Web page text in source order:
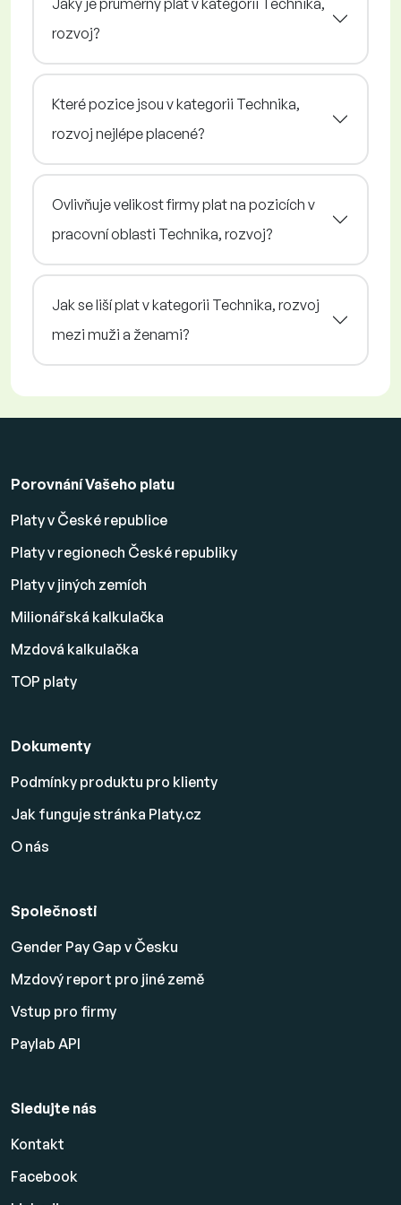
rozvoj?
Které pozice jsou v kategorii Technika,
rozvoj nejlépe placené?
Ovlivňuje velikost firmy plat na pozicích v
pracovní oblasti Technika, rozvoj?
Jak se liší plat v kategorii Technika, rozvoj
mezi muži a ženami?
Porovnání Vašeho platu
Platy v České republice
Platy v regionech České republiky
Platy v jiných zemích
Milionářská kalkulačka
Mzdová kalkulačka
TOP platy
Dokumenty
Podmínky produktu pro klienty
Jak funguje stránka Platy.cz
O nás
Společnosti
Gender Pay Gap v Česku
Mzdový report pro jiné země
Vstup pro firmy
Paylab API
Sledujte nás
Kontakt
Facebook